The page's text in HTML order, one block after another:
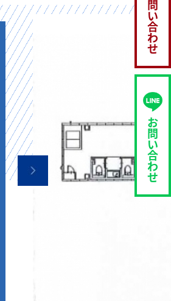
問
い
合
わ
せ
お
問
い
合
わ
せ